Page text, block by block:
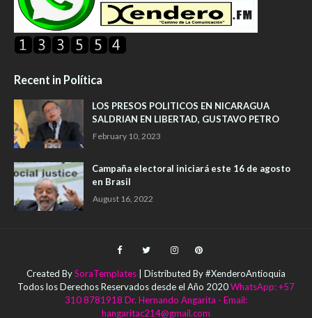
Recent in Política
LOS PRESOS POLITICOS EN NICARAGUA
SALDRIAN EN LIBERTAD, GUSTAVO PETRO
February 10, 2023
Campaña electoral iniciará este 16 de agosto
en Brasil
August 16, 2022
Created BySoraTemplates | Distributed By #XenderoAntioquia
Todos los Derechos Reservados desde el Año 2020WhatsApp: +57
310 8781918 Dr. Hernando Angarita - Email:
hangaritac214@gmail.com